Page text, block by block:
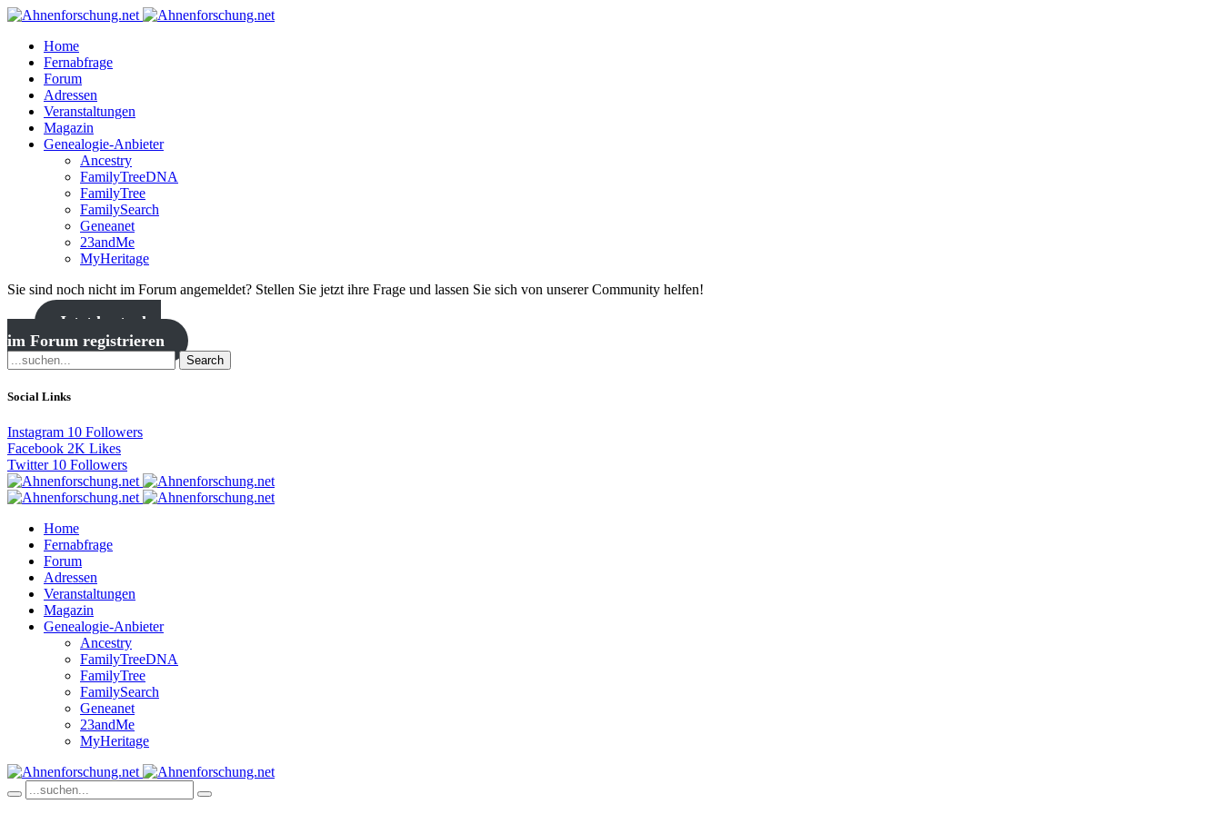
Home
Fernabfrage
Forum
Adressen
Veranstaltungen
Magazin
Genealogie-Anbieter
Ancestry
FamilyTreeDNA
FamilyTree
FamilySearch
Geneanet
23andMe
MyHeritage
Sie sind noch nicht im Forum angemeldet? Stellen Sie jetzt ihre Frage und lassen Sie sich von unserer Community helfen!
Jetzt kostenlos
im Forum registrieren
Search
Social Links
Instagram 10 Followers
Facebook 2K Likes
Twitter 10 Followers
Home
Fernabfrage
Forum
Adressen
Veranstaltungen
Magazin
Genealogie-Anbieter
Ancestry
FamilyTreeDNA
FamilyTree
FamilySearch
Geneanet
23andMe
MyHeritage